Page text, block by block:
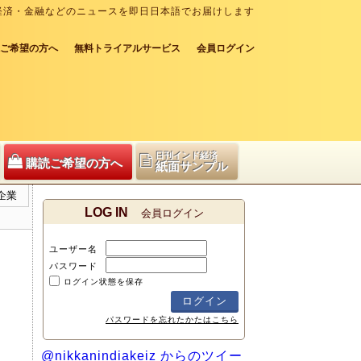
・金融などのニュースを即日日本語でお届けします
希望の方へ 無料トライアルサービス 会員ログイン
購読ご希望の方へ
日刊インド経済
紙面サンプル
業
LOG IN 会員ログイン
ユーザー名
パスワード
ログイン状態を保存
パスワードを忘れたかたはこちら
@nikkanindiakeiz からのツイー